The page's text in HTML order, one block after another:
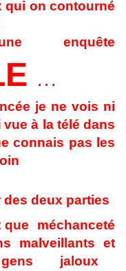
qui on contourné
enquête
. . .
je ne vois ni
à la télé dans
connais pas les
des deux parties
méchanceté
malveillants et
gens jaloux